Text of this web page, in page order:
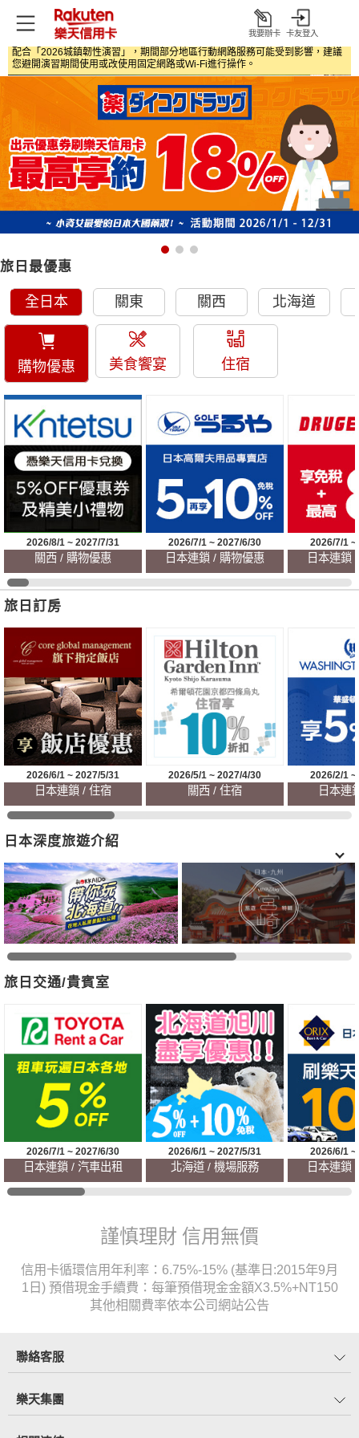
打
開
我要辦卡 卡友登入
配合「2026城鎮韌性演習」，期間部分地區行動網路服務可能受到影響，建議
您避開演習期間使用或改使用固定網路或Wi‑Fi進行操作。
首頁 日本旅遊優惠
旅日最優惠
全日本 關東 關西 北海道
購物優惠 美食饗宴 住宿
2026/8/1 ~ 2027/7/31
關西 / 購物優惠
2026/7/1 ~ 2027/6/30
日本連鎖 / 購物優惠
2026/7/1
日本連鎖
旅日訂房
2026/6/1 ~ 2027/5/31
日本連鎖 / 住宿
2026/5/1 ~ 2027/4/30
關西 / 住宿
2026/2/1
日本連
日本深度旅遊介紹
旅日交通/貴賓室
2026/7/1 ~ 2027/6/30
日本連鎖 / 汽車出租
2026/6/1 ~ 2027/5/31
北海道 / 機場服務
2026/6/1
日本連鎖
謹慎理財 信用無價
信用卡循環信用年利率：6.75%-15% (基準日:2015年9月
1日) 預借現金手續費：每筆預借現金金額X3.5%+NT150
其他相關費率依本公司網站公告
聯絡客服
樂天集團